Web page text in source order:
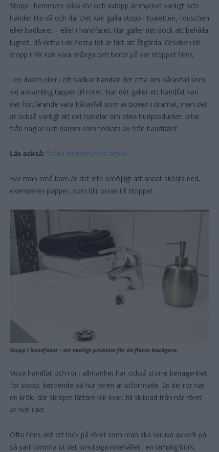
Stopp i hemmets olika rör och avlopp är mycket vanligt och
händer lite då och då. Det kan gälla stopp i toaletten, i duschen
eller badkaret – eller i handfatet. Här gäller det dock att behålla
lugnet, då detta i de flesta fall är lätt att åtgärda. Orsaken till
stopp i rör kan vara många och beror på var stoppet finns.
I en dusch eller i ett badkar handlar det ofta om håravfall som
vid ansamling täpper till röret. När det gäller ett handfat kan
det fortfarande vara håravfall som är boven i dramat, men det
är också vanligt att det handlar om olika hudprodukter, bitar
från naglar och damm som torkats av från handfatet.
Läs också: Städa badrum med ättika
Har man små barn är det inte omöjligt att annat sköljts ned,
exempelvis papper, som blir orsak till stoppet.
Stopp i handfatet – ett vanligt problem för de flesta husägare.
Vissa handfat och rör i allmänhet har också större benägenhet
för stopp, beroende på hur rören är utformade. En del rör har
en krök, där skräpet lättare blir kvar, till skillnad från när röret
är helt rakt.
Ofta finns det ett lock på röret som man ska skruva av och på
så sätt tömma ut det smutsiga innehållet i en lämplig burk,